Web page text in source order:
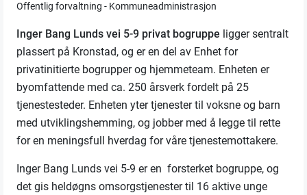
Offentlig forvaltning - Kommuneadministrasjon
Inger Bang Lunds vei 5-9 privat bogruppe ligger sentralt
plassert på Kronstad, og er en del av Enhet for
privatinitierte bogrupper og hjemmeteam. Enheten er
byomfattende med ca. 250 årsverk fordelt på 25
tjenestesteder. Enheten yter tjenester til voksne og barn
med utviklingshemming, og jobber med å legge til rette
for en meningsfull hverdag for våre tjenestemottakere.
Inger Bang Lunds vei 5-9 er en forsterket bogruppe, og
det gis heldøgns omsorgstjenester til 16 aktive unge